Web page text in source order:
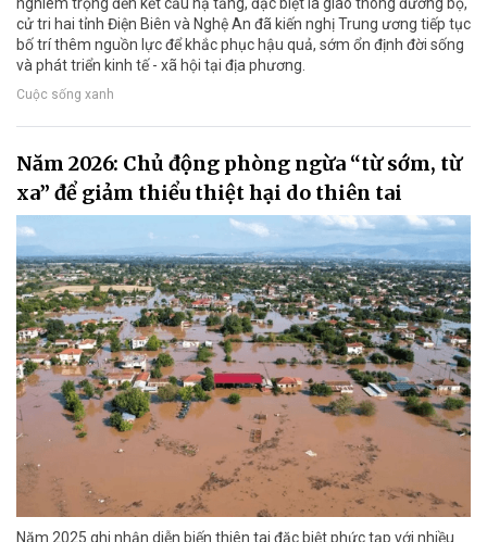
cử tri hai tỉnh Điện Biên và Nghệ An đã kiến nghị Trung ương tiếp tục
bố trí thêm nguồn lực để khắc phục hậu quả, sớm ổn định đời sống
và phát triển kinh tế - xã hội tại địa phương.
Cuộc sống xanh
Năm 2026: Chủ động phòng ngừa “từ sớm, từ
xa” để giảm thiểu thiệt hại do thiên tai
Năm 2025 ghi nhận diễn biến thiên tai đặc biệt phức tạp với nhiều